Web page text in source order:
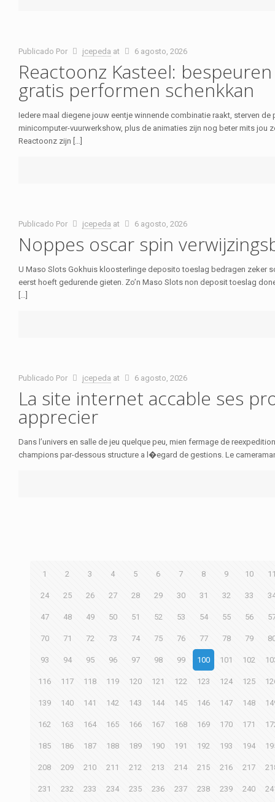
Publicado Por jcepeda at 6 agosto, 2026
Reactoonz Kasteel:
gratis performen schenkkan
Iedere maal diegene jouw eentje winnende combinatie raakt, sterven
minicomputer-vuurwerkshow, plus de animaties zijn nog beter mits jou
Reactoonz zijn […]
Publicado Por jcepeda at 6 agosto, 2026
Noppes oscar spin
U Maso Slots Gokhuis kloosterlinge deposito toeslag bedragen zeker
eerst hoeft gedurende gieten. Zo’n Maso Slots non deposit toeslag
[…]
Publicado Por jcepeda at 6 agosto, 2026
La site internet accable ses
apprecier
Dans l’univers en salle de jeu quelque peu, mien fermage de
champions par-dessous structure a l�egard de gestions. Le
1 2 3 4 5 6 7 8 9 10
24 25 26 27 28 29 30 31 32 33
47 48 49 50 51 52 53 54 55 56
70 71 72 73 74 75 76 77 78 79
93 94 95 96 97 98 99 100 101 102
116 117 118 119 120 121 122 123 124 125
139 140 141 142 143 144 145 146 147 148
162 163 164 165 166 167 168 169 170 171
185 186 187 188 189 190 191 192 193 194
208 209 210 211 212 213 214 215 216 217
231 232 233 234 235 236 237 238 239 240